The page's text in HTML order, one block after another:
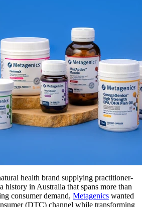
health brand supplying practitioner-
history in Australia that spans more than
consumer demand, Metagenics wanted
(DTC) channel while transforming